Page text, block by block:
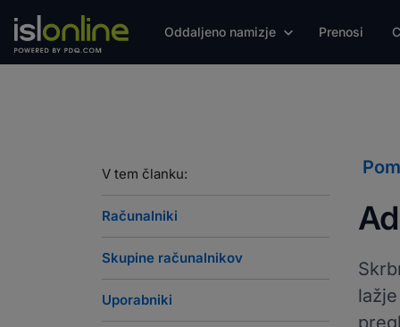
Oddaljeno namizje Prenosi
V tem članku:
Računalniki
Skupine računalnikov
Uporabniki